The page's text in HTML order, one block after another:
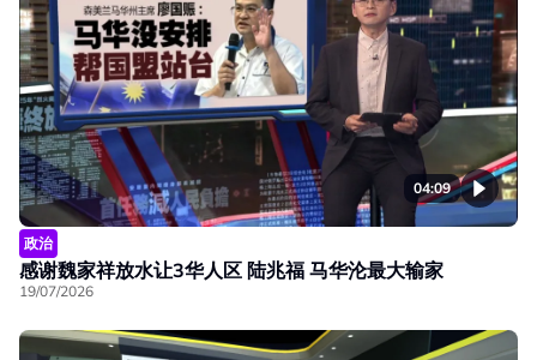
04:09
政治
感谢魏家祥放水让3华人区 陆兆福 马华沦最大输家
19/07/2026